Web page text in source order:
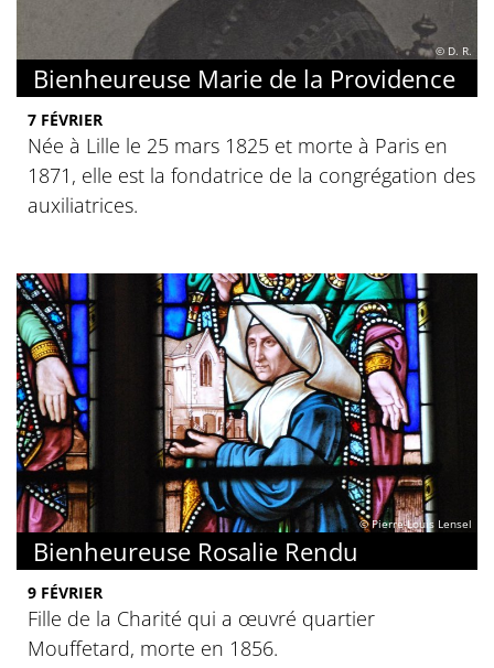
© D. R.
Bienheureuse Marie de la Providence
7 FÉVRIER
Née à Lille le 25 mars 1825 et morte à Paris en
1871, elle est la fondatrice de la congrégation des
auxiliatrices.
© Pierre-Louis Lensel
Bienheureuse Rosalie Rendu
9 FÉVRIER
Fille de la Charité qui a œuvré quartier
Mouffetard, morte en 1856.